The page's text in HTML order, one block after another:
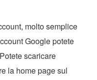
molto semplice
Google potete
scaricare
la home page sul